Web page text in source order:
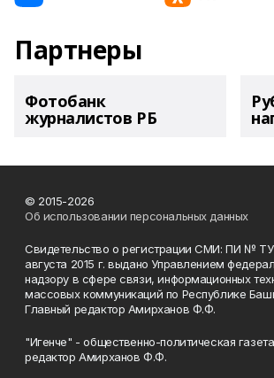
Партнеры
Фотобанк
журналистов РБ
© 2015-2026
Об использовании персональных данных
Свидетельство о регистрации СМИ: ПИ № ТУ
августа 2015 г. выдано Управлением
надзору в сфере связи, информационных
массовых коммуникаций по Республике
Главный редактор Амирханов Ф.Ф.
"Игенче" - общественно-политическая
редактор Амирханов Ф.Ф.